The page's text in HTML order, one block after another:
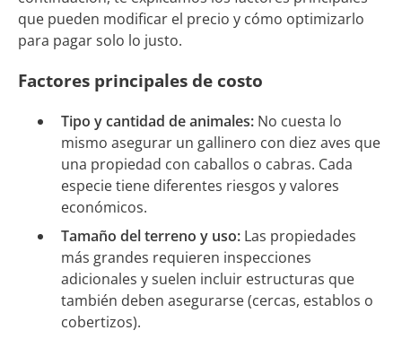
que pueden modificar el precio y cómo optimizarlo
para pagar solo lo justo.
Factores principales de costo
Tipo y cantidad de animales: No cuesta lo
mismo asegurar un gallinero con diez aves que
una propiedad con caballos o cabras. Cada
especie tiene diferentes riesgos y valores
económicos.
Tamaño del terreno y uso: Las propiedades
más grandes requieren inspecciones
adicionales y suelen incluir estructuras que
también deben asegurarse (cercas, establos o
cobertizos).